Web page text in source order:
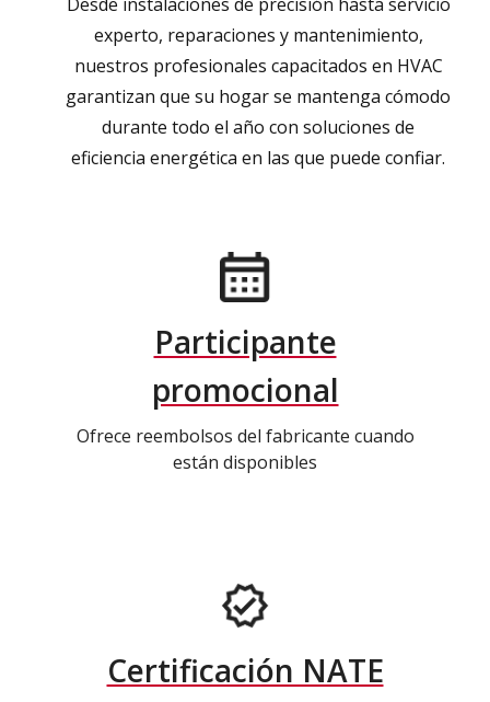
experto, reparaciones y mantenimiento,
nuestros profesionales capacitados en HVAC
garantizan que su hogar se mantenga cómodo
durante todo el año con soluciones de
eficiencia energética en las que puede confiar.
Participante
promocional
Ofrece reembolsos del fabricante cuando
están disponibles
Certificación NATE